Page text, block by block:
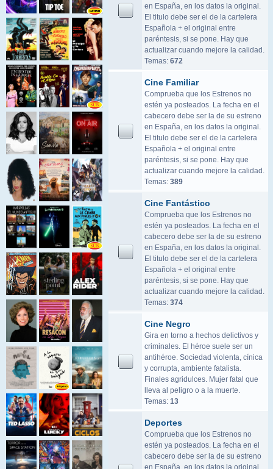
en España, en los datos la original.
El titulo debe ser el de la cartelera
Española + el original entre
paréntesis, si se pone. Hay que
actualizar cuando mejore la calidad.
Temas: 672
Cine Familiar
Comprueba que los Estrenos no
estén ya posteados. La fecha en el
cabecero debe ser la de su estreno
en España, en los datos la original.
El titulo debe ser el de la cartelera
Española + el original entre
paréntesis, si se pone. Hay que
actualizar cuando mejore la calidad.
Temas: 389
Cine Fantástico
Comprueba que los Estrenos no
estén ya posteados. La fecha en el
cabecero debe ser la de su estreno
en España, en los datos la original.
El titulo debe ser el de la cartelera
Española + el original entre
paréntesis, si se pone. Hay que
actualizar cuando mejore la calidad.
Temas: 374
Cine Negro
Gira en torno a hechos delictivos y
criminales. El héroe suele ser un
antihéroe. Sociedad violenta, cínica
y corrupta, ambiente fatalista.
Finales agridulces. Mujer fatal que
lleva al peligro o a la muerte.
Temas: 13
Deportes
Comprueba que los Estrenos no
estén ya posteados. La fecha en el
cabecero debe ser la de su estreno
en España, en los datos la original.